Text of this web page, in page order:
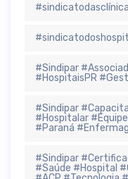
#Sindipar
#HospitaisPR
#Sindipar
#Hospitalar
#Paraná
#Sindipar
#Saúde #Hospital